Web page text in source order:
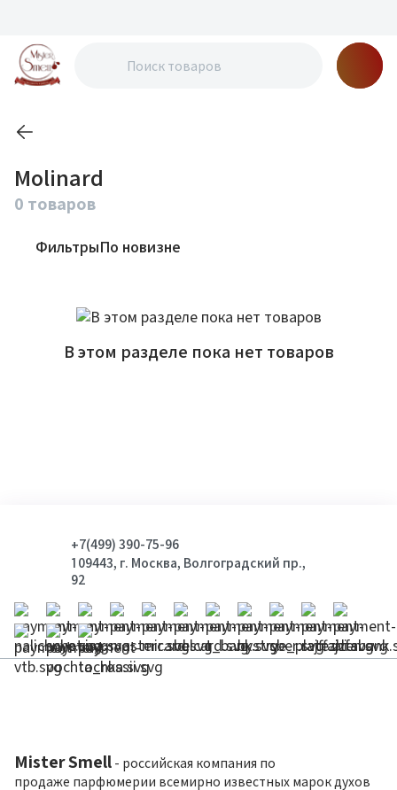
Molinard
0 товаров
ФильтрыПо новизне
В этом разделе пока нет товаров
+7(499) 390-75-96
109443, г. Москва, Волгоградский пр.,
92
Mister Smell - российская компания по
продаже парфюмерии всемирно известных марок духов